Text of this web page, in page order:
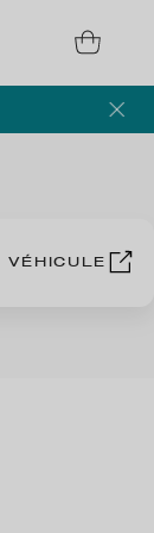
VÉHICULE